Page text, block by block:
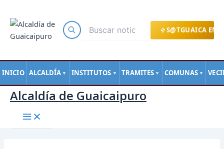
S@TGUAICA EN
INICIO ALCALDÍA ▼ INSTITUTOS ▼ TRAMITES ▼ COMUNAS ▼
contenido
Alcaldía de Guaicaipuro
de
entradas